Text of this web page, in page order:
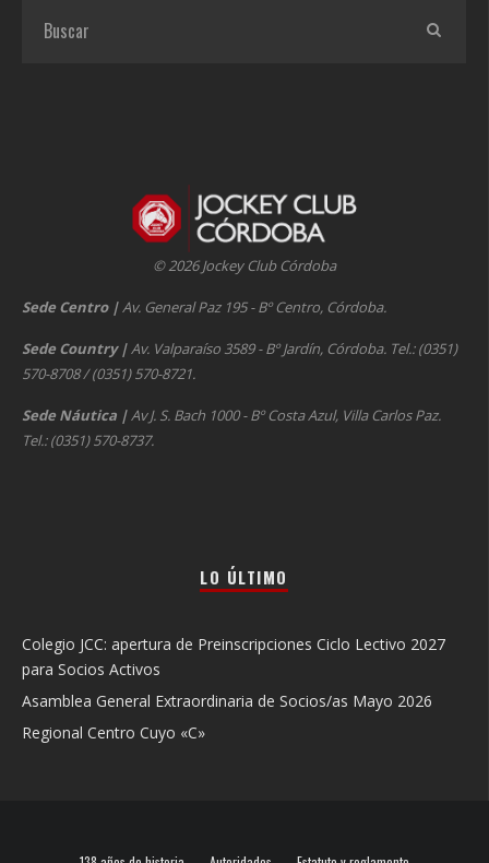
© 2026 Jockey Club Córdoba
Sede Centro |Av. General Paz 195 - Bº Centro, Córdoba.
Sede Country |Av. Valparaíso 3589 - Bº Jardín, Córdoba. Tel.: (0351)
570-8708 / (0351) 570-8721.
Sede Náutica |Av J. S. Bach 1000 - Bº Costa Azul, Villa Carlos Paz.
Tel.: (0351) 570-8737.
LO ÚLTIMO
Colegio JCC: apertura de Preinscripciones Ciclo Lectivo 2027
para Socios Activos
Asamblea General Extraordinaria de Socios/as Mayo 2026
Regional Centro Cuyo «C»